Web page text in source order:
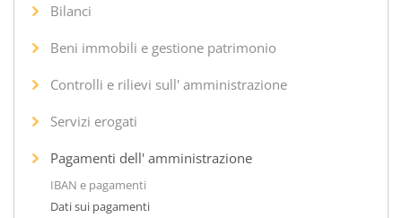
Bilanci
Beni immobili e gestione patrimonio
Controlli e rilievi sull' amministrazione
Servizi erogati
Pagamenti dell' amministrazione
IBAN e pagamenti
Dati sui pagamenti